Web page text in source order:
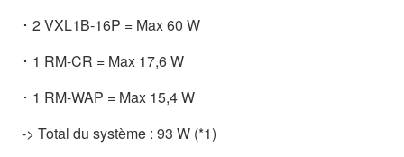
･ 2 VXL1B-16P = Max 60 W
･ 1 RM-CR = Max 17,6 W
･ 1 RM-WAP = Max 15,4 W
-> Total du système : 93 W (*1)